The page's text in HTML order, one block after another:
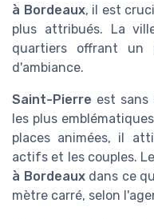
à Bordeaux, il est
plus attribués. La
quartiers offrant un
d'ambiance.
Saint-Pierre est
les plus
places animées, il
actifs et les couples.
à Bordeauxdans ce
mètre carré, selon